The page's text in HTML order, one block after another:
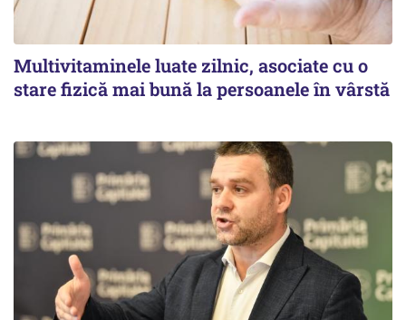
Multivitaminele luate zilnic, asociate cu o
stare fizică mai bună la persoanele în vârstă